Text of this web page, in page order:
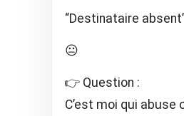
“Destinataire
😐
👉 Question :
C’est moi qui abuse